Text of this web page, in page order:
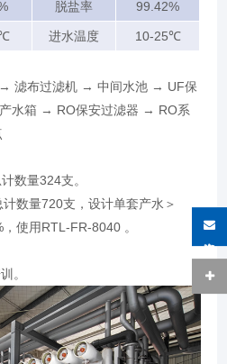
脱盐率 99.42%
进水温度 10-25℃
→ 滤布过滤机 → 中间水池 → UF保
水箱 → RO保安过滤器 → RO系
数量324支。
数量720支，设计单套产水＞
使用RTL-FR-8040 。
。